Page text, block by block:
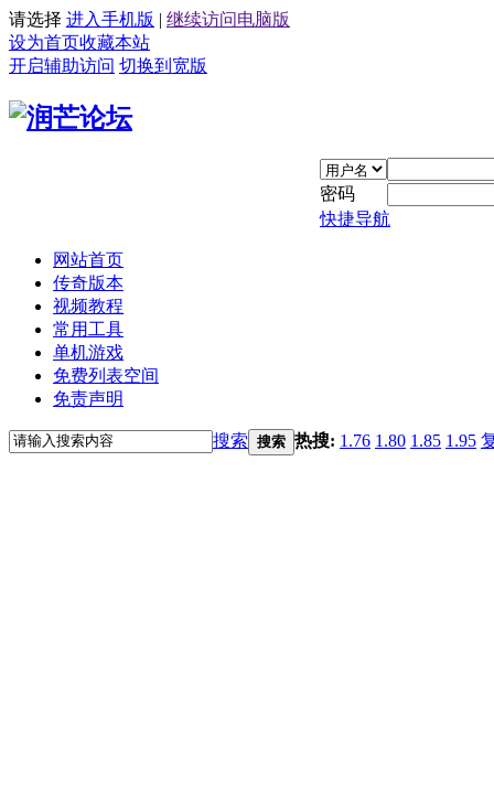
请选择 进入手机版 | 继续访问电脑版
设为首页收藏本站
开启辅助访问 切换到宽版
密码
快捷导航
网站首页
传奇版本
视频教程
常用工具
单机游戏
免费列表空间
免责声明
搜索 搜索 热搜: 1.76 1.80 1.85 1.95